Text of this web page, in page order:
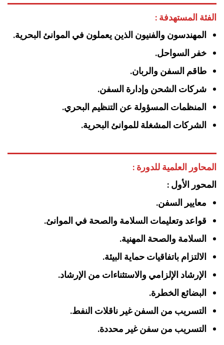
الفئة المستهدفة :
المهندسون والفنيون الذين يعملون في الموانئ البحرية.
خفر السواحل.
طاقم السفن والربان.
شركات الشحن وإدارة السفن.
المنظمات المسؤولة عن التنظيم البحري.
الشركات المشغلة للموانئ البحرية.
المحاور العلمية للدورة :
المحور الأول :
معايير السفن.
قواعد وتعليمات السلامة والصحة في الموانئ.
السلامة والصحة المهنية.
الالتزام باتفاقيات حماية البيئة.
الإرشاد الإلزامي والاستثناءات من الإرشاد.
البضائع الخطرة.
التسريب من السفن غير ناقلات النفط.
التسريب من سفن غير محددة.